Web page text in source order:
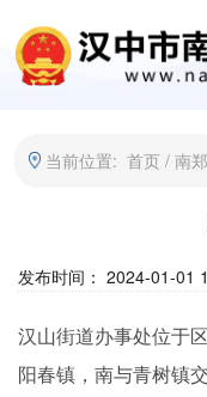
当前位置: 首页 / 南
发布时间： 2024-01-01
汉山街道办事处位于
阳春镇，南与青树镇